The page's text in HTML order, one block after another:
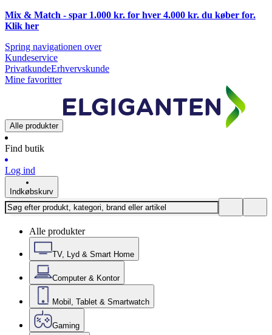
Mix & Match - spar 1.000 kr. for hver 4.000 kr. du køber for.
Klik her
Spring navigationen over
Kundeservice
PrivatkundeErhvervskunde
Mine favoritter
Alle produkter
Find butik
Log ind
Indkøbskurv
Alle produkter
TV, Lyd & Smart Home
Computer & Kontor
Mobil, Tablet & Smartwatch
Gaming